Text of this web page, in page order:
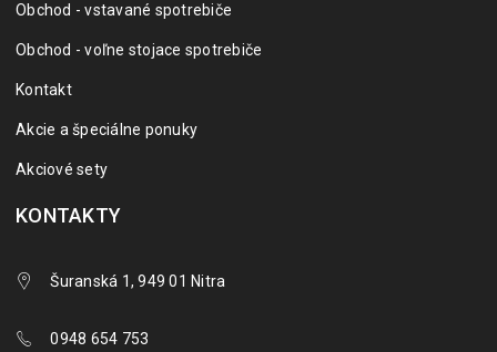
Obchod - vstavané spotrebiče
Obchod - voľne stojace spotrebiče
Kontakt
Akcie a špeciálne ponuky
Akciové sety
KONTAKTY
Šuranská 1, 949 01 Nitra
0948 654 753